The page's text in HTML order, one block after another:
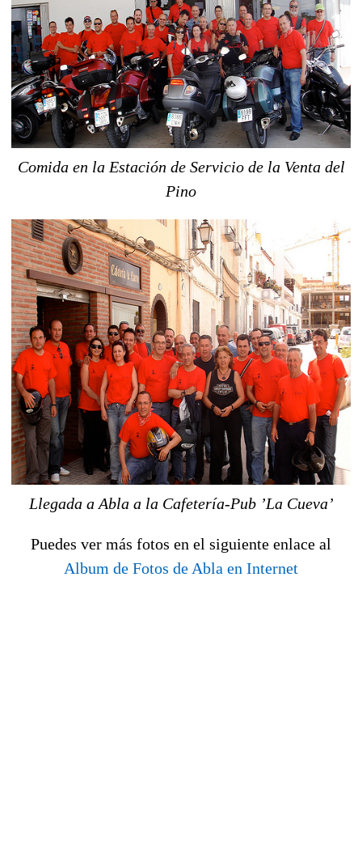
Comida en la Estación de Servicio de la Venta del
Pino
Llegada a Abla a la Cafetería-Pub ’La Cueva’
Puedes ver más fotos en el siguiente enlace al
Album de Fotos de Abla en Internet